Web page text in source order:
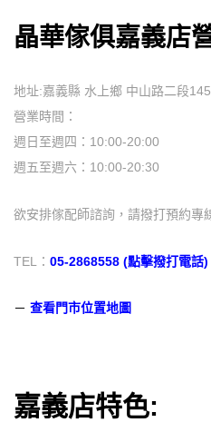
晶華傢俱嘉義店
地址:嘉義縣 水上鄉 中山路二段
營業時間：
週日至週四：10:00-20:00
週五至週六：10:00-20:30
欲安排傢配師諮詢，請撥打預約專
TEL： 05-2868558 (點擊撥打電話)
－ 查看門市位置地圖
嘉義店特色: